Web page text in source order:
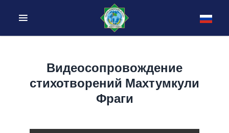
Видеосопровождение
стихотворений Махтумкули
Фраги